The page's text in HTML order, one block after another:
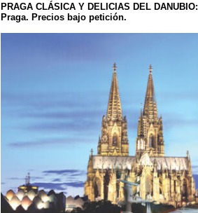
PRAGA CLÁSICA Y DELICIAS DEL DANUBIO:
Praga. Precios bajo petición.